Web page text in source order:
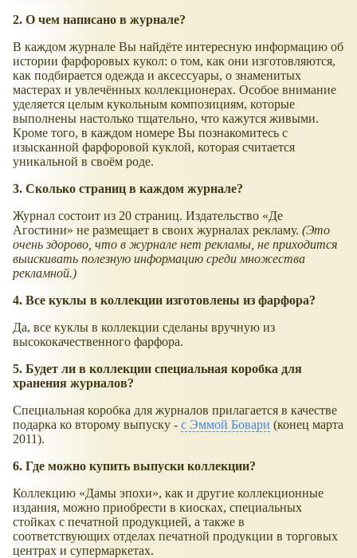
2. О чем написано в журнале?
В каждом журнале Вы найдёте интересную информацию об
истории фарфоровых кукол: о том, как они изготовляются,
как подбирается одежда и аксессуары, о знаменитых
мастерах и увлечённых коллекционерах. Особое внимание
уделяется целым кукольным композициям, которые
выполнены настолько тщательно, что кажутся живыми.
Кроме того, в каждом номере Вы познакомитесь с
изысканной фарфоровой куклой, которая считается
уникальной в своём роде.
3. Сколько страниц в каждом журнале?
Журнал состоит из 20 страниц. Издательство «Де
Агостини» не размещает в своих журналах рекламу. (Это
очень здорово, что в журнале нет рекламы, не приходится
выискивать полезную информацию среди множества
рекламной.)
4. Все куклы в коллекции изготовлены из фарфора?
Да, все куклы в коллекции сделаны вручную из
высококачественного фарфора.
5. Будет ли в коллекции специальная коробка для
хранения журналов?
Специальная коробка для журналов прилагается в качестве
подарка ко второму выпуску - с Эммой Бовари (конец марта
2011).
6. Где можно купить выпуски коллекции?
Коллекцию «Дамы эпохи», как и другие коллекционные
издания, можно приобрести в киосках, специальных
стойках с печатной продукцией, а также в
соответствующих отделах печатной продукции в торговых
центрах и супермаркетах.